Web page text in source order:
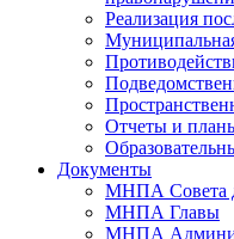
Реализация
Отчеты и
Документы
МНПА Совета
МНПА Главы
МНПА